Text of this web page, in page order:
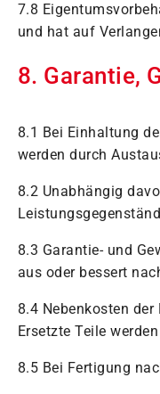
7.8
und hat auf
8. Garantie,
8.1 Bei Einhaltung
werden durch
8.2 Unabhängig
8.3 Garantie- und
aus oder bessert
8.4 Nebenkosten
Ersetzte Teile
8.5 Bei Fertigung